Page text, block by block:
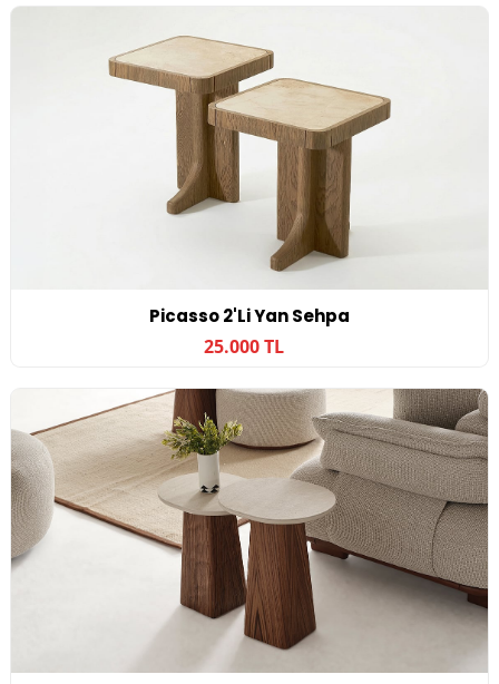
Picasso 2'li Yan Sehpa
25.000 TL